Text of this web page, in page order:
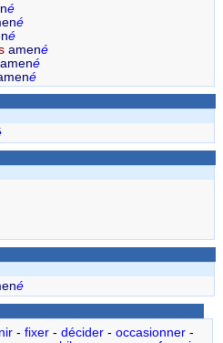
é
é
é
amené
amené
é
é
- fixer- décider- occasionner-